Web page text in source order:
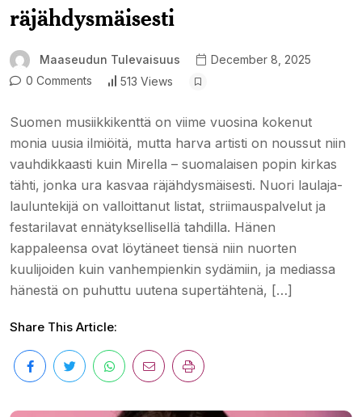
räjähdysmäisesti
Maaseudun Tulevaisuus
December 8, 2025
0 Comments
513 Views
Suomen musiikkikenttä on viime vuosina kokenut
monia uusia ilmiöitä, mutta harva artisti on noussut niin
vauhdikkaasti kuin Mirella – suomalaisen popin kirkas
tähti, jonka ura kasvaa räjähdysmäisesti. Nuori laulaja-
lauluntekijä on valloittanut listat, striimauspalvelut ja
festarilavat ennätyksellisellä tahdilla. Hänen
kappaleensa ovat löytäneet tiensä niin nuorten
kuulijoiden kuin vanhempienkin sydämiin, ja mediassa
hänestä on puhuttu uutena supertähtenä, […]
Share This Article: